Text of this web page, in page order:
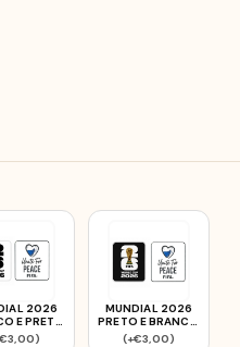
2026
E PRETO
+ FIFA
MUNDIAL 2026
PRETO E BRANCO
+ FIFA
(+€3,00)